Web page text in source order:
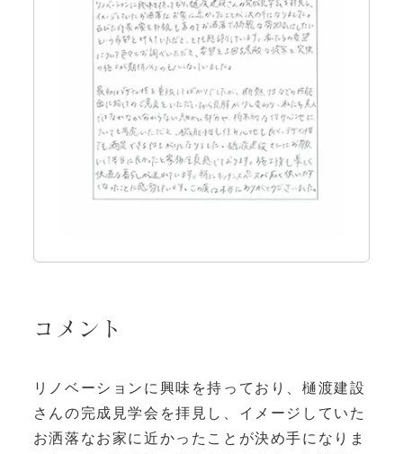
コメント
リノベーションに興味を持っており、樋渡建設
さんの完成見学会を拝見し、イメージしていた
お洒落なお家に近かったことが決め手になりま